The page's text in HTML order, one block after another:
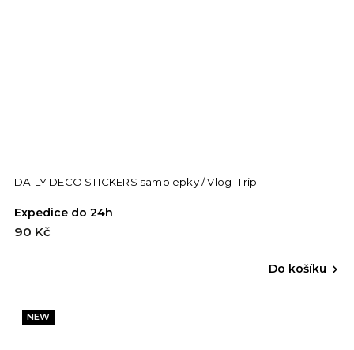
DAILY DECO STICKERS samolepky / Vlog_Trip
Expedice do 24h
90 Kč
Do košíku
NEW